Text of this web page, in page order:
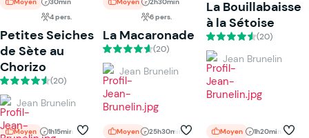
Moyen
30min
4 pers.
Petites Seiches
de Sète au
Chorizo
(20)
Jean Brunelin
Moyen
2h30min
6 pers.
La Macaronade
(20)
Jean Brunelin
La Bouillabaisse
à la Sétoise
(20)
Jean Brunelin
Moyen
1h15min
Moyen
25h30min
Moyen
1h20min